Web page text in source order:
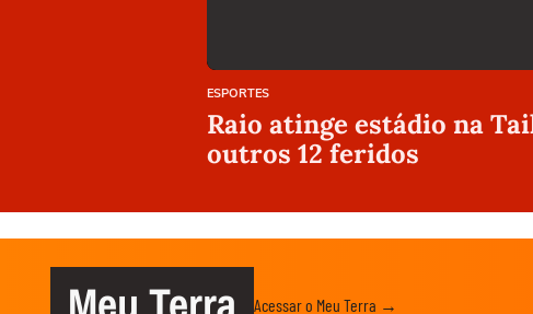
ESPORTES
Raio atinge estádio na
outros 12 feridos
Acessar o Meu Terra →